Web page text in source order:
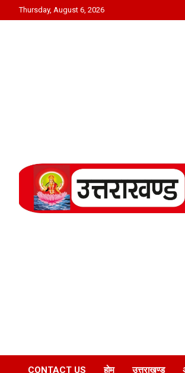
to
Thursday, August 6, 2026
CONTACT US होम उत्तराखण्ड